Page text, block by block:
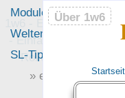
1w6 - Ein Würfel
- Einfach saubere,
Rollenspiel-Regeln
Über 1w6
Module
Welten
SL-Tipps
» einfach saubere
» Regeln «
Über 1w6